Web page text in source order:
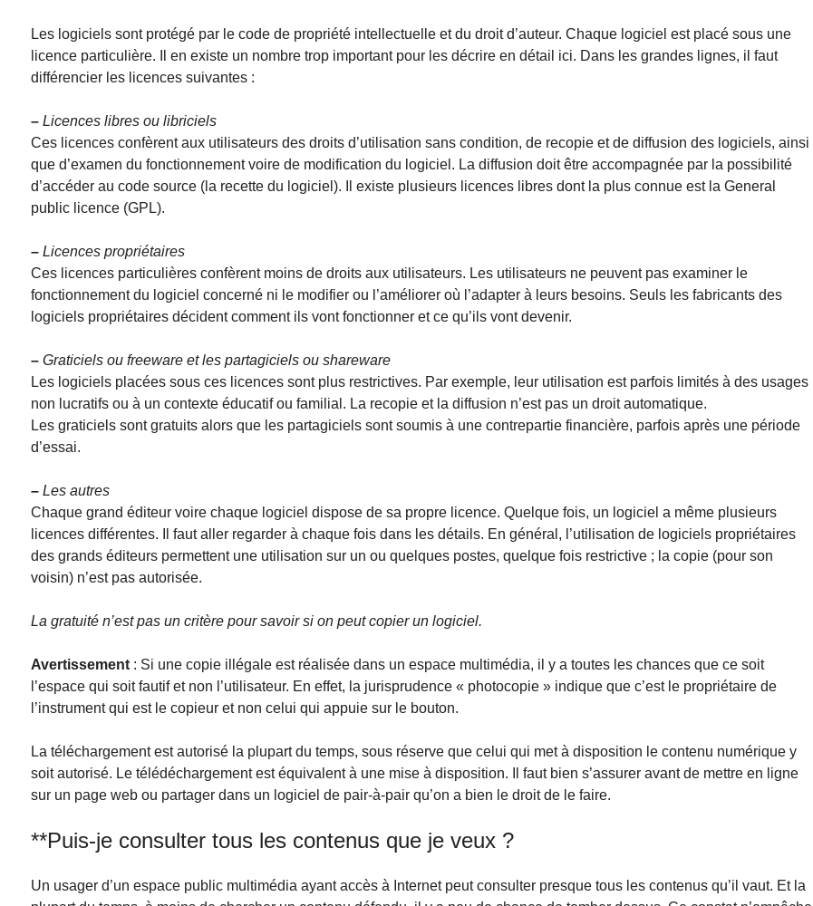
Les logiciels sont protégé par le code de propriété intellectuelle et du droit d’auteur. Chaque logiciel est placé sous une
licence particulière. Il en existe un nombre trop important pour les décrire en détail ici. Dans les grandes lignes, il faut
différencier les licences suivantes :
– Licences libres ou libriciels
Ces licences confèrent aux utilisateurs des droits d’utilisation sans condition, de recopie et de diffusion des logiciels, ainsi
que d’examen du fonctionnement voire de modification du logiciel. La diffusion doit être accompagnée par la possibilité
d’accéder au code source (la recette du logiciel). Il existe plusieurs licences libres dont la plus connue est la General
public licence (GPL).
– Licences propriétaires
Ces licences particulières confèrent moins de droits aux utilisateurs. Les utilisateurs ne peuvent pas examiner le
fonctionnement du logiciel concerné ni le modifier ou l’améliorer où l’adapter à leurs besoins. Seuls les fabricants des
logiciels propriétaires décident comment ils vont fonctionner et ce qu’ils vont devenir.
– Graticiels ou freeware et les partagiciels ou shareware
Les logiciels placées sous ces licences sont plus restrictives. Par exemple, leur utilisation est parfois limités à des usages
non lucratifs ou à un contexte éducatif ou familial. La recopie et la diffusion n’est pas un droit automatique.
Les graticiels sont gratuits alors que les partagiciels sont soumis à une contrepartie financière, parfois après une période
d’essai.
– Les autres
Chaque grand éditeur voire chaque logiciel dispose de sa propre licence. Quelque fois, un logiciel a même plusieurs
licences différentes. Il faut aller regarder à chaque fois dans les détails. En général, l’utilisation de logiciels propriétaires
des grands éditeurs permettent une utilisation sur un ou quelques postes, quelque fois restrictive ; la copie (pour son
voisin) n’est pas autorisée.
La gratuité n’est pas un critère pour savoir si on peut copier un logiciel.
Avertissement: Si une copie illégale est réalisée dans un espace multimédia, il y a toutes les chances que ce soit
l’espace qui soit fautif et non l’utilisateur. En effet, la jurisprudence « photocopie » indique que c’est le propriétaire de
l’instrument qui est le copieur et non celui qui appuie sur le bouton.
La téléchargement est autorisé la plupart du temps, sous réserve que celui qui met à disposition le contenu numérique y
soit autorisé. Le télédéchargement est équivalent à une mise à disposition. Il faut bien s’assurer avant de mettre en ligne
sur un page web ou partager dans un logiciel de pair-à-pair qu’on a bien le droit de le faire.
**Puis-je consulter tous les contenus que je veux ?
Un usager d’un espace public multimédia ayant accès à Internet peut consulter presque tous les contenus qu’il vaut. Et la